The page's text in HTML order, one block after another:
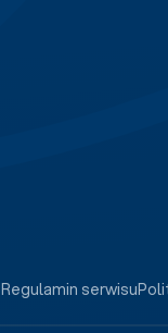
Regulamin serwisu